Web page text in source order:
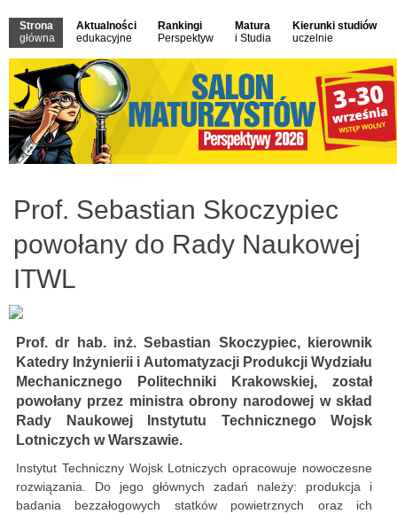
Strona
główna
Aktualności
edukacyjne
Rankingi
Perspektyw
Matura
i Studia
Kierunki studiów
uczelnie
Prof. Sebastian Skoczypiec
powołany do Rady Naukowej
ITWL
Prof. dr hab. inż. Sebastian Skoczypiec, kierownik
Katedry Inżynierii i Automatyzacji Produkcji Wydziału
Mechanicznego Politechniki Krakowskiej, został
powołany przez ministra obrony narodowej w skład
Rady Naukowej Instytutu Technicznego Wojsk
Lotniczych w Warszawie.
Instytut Techniczny Wojsk Lotniczych opracowuje nowoczesne
rozwiązania. Do jego głównych zadań należy: produkcja i
badania bezzałogowych statków powietrznych oraz ich